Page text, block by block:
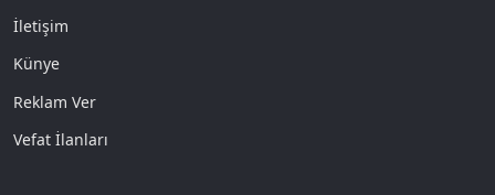
İletişim
Künye
Reklam Ver
Vefat İlanları